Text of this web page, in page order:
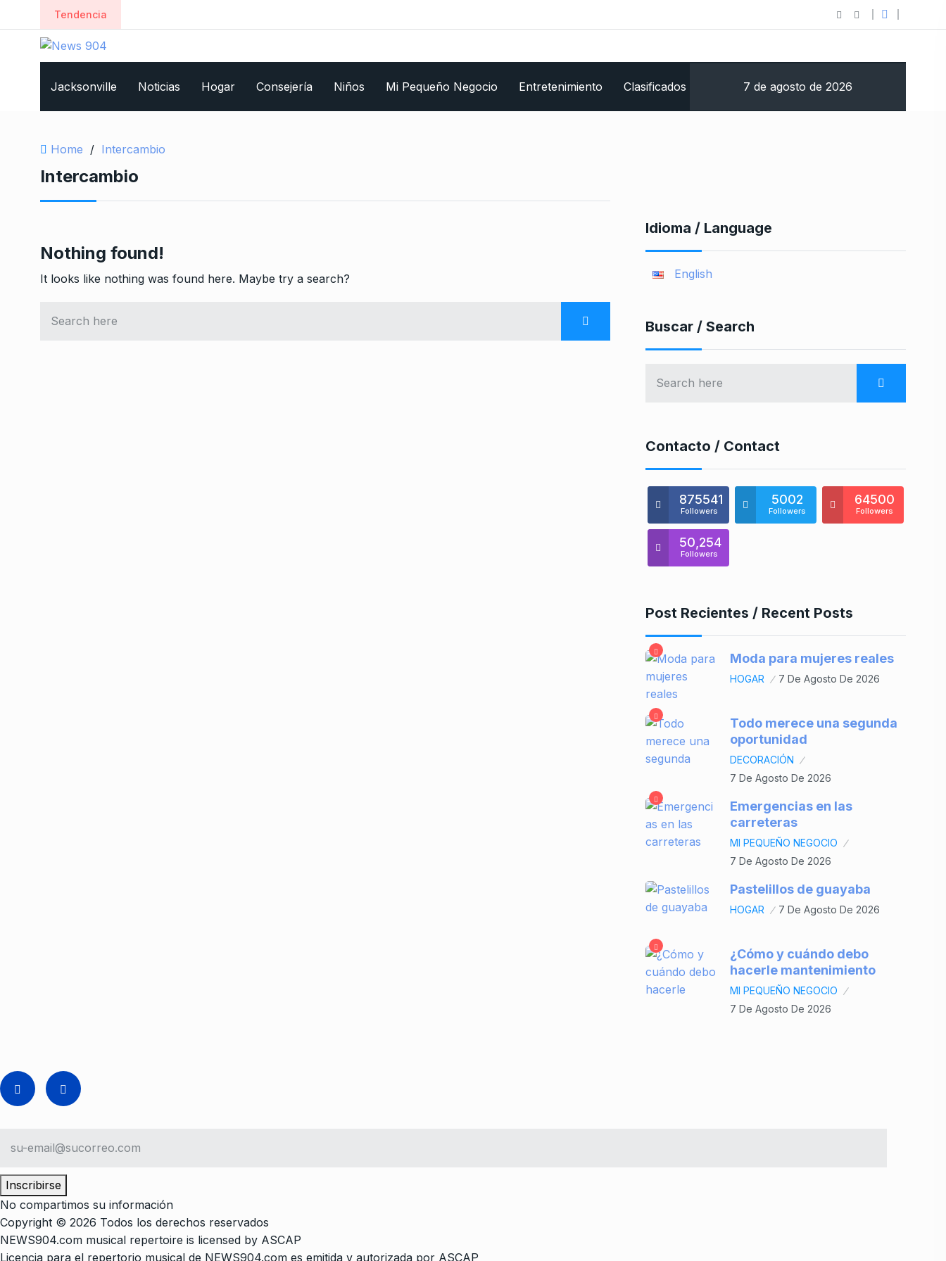
k
Tendencia
Jacksonville Noticias Hogar Consejería Niños Mi Pequeño Negocio Entretenimiento Clasificados 7 de agosto de 2026
Home / Intercambio
Intercambio
Nothing found!
It looks like nothing was found here. Maybe try a search?
Idioma / Language
English
Buscar / Search
Contacto / Contact
875541
Followers
5002
Followers
64500
Followers
50,254
Followers
Post Recientes / Recent Posts
Moda para mujeres reales
HOGAR 7 De Agosto De 2026
Todo merece una segunda
oportunidad
DECORACIÓN
7 De Agosto De 2026
Emergencias en las
carreteras
MI PEQUEÑO NEGOCIO
7 De Agosto De 2026
Pastelillos de guayaba
HOGAR 7 De Agosto De 2026
¿Cómo y cuándo debo
hacerle mantenimiento
MI PEQUEÑO NEGOCIO
7 De Agosto De 2026
Inscribirse
No compartimos su información
Copyright © 2026 Todos los derechos reservados
NEWS904.com musical repertoire is licensed by ASCAP
Licencia para el repertorio musical de NEWS904.com es emitida y autorizada por ASCAP